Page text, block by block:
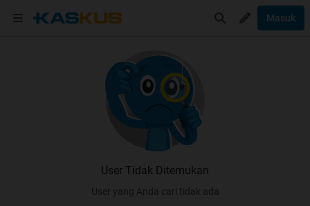
Masuk
User Tidak Ditemukan
User yang Anda cari tidak ada